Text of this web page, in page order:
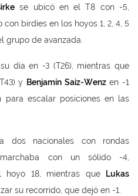
se ubicó en el T8 con -5,
birdies en los hoyos 1, 2, 4, 5
grupo de avanzada.
día en -3 (T26), mientras que
y Benjamín Saiz-Wenzen -1
para escalar posiciones en las
dos nacionales con rondas
con un sólido -4,
hoyo 18, mientras que
Lukas
su recorrido, que dejó en -1.